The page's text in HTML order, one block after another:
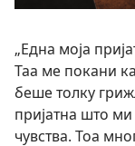
„Една моја
Таа ме покани
беше толку
пријатна што
чувства. Тоа